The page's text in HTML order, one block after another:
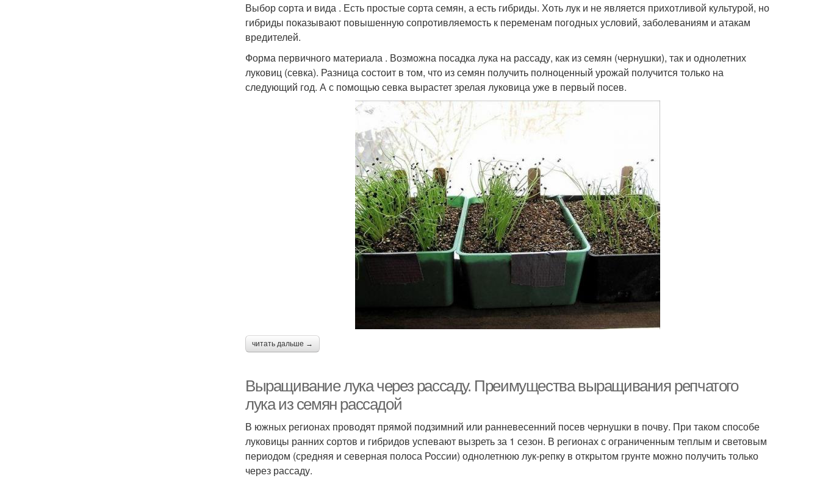
Выбор сорта и вида . Есть простые сорта семян, а есть гибриды. Хоть лук и не является прихотливой культурой, но
гибриды показывают повышенную сопротивляемость к переменам погодных условий, заболеваниям и атакам
вредителей.
Форма первичного материала . Возможна посадка лука на рассаду, как из семян (чернушки), так и однолетних
луковиц (севка). Разница состоит в том, что из семян получить полноценный урожай получится только на
следующий год. А с помощью севка вырастет зрелая луковица уже в первый посев.
читать дальше →
Выращивание лука через рассаду. Преимущества выращивания репчатого
лука из семян рассадой
В южных регионах проводят прямой подзимний или ранневесенний посев чернушки в почву. При таком способе
луковицы ранних сортов и гибридов успевают вызреть за 1 сезон. В регионах с ограниченным теплым и световым
периодом (средняя и северная полоса России) однолетнюю лук-репку в открытом грунте можно получить только
через рассаду.